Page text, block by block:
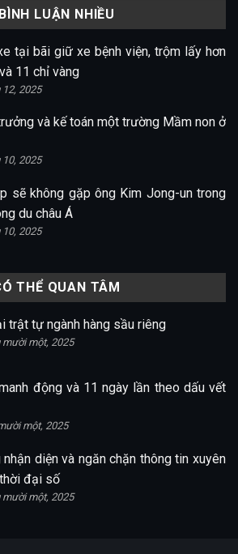
BÌNH LUẬN NHIỀU
tại bãi giữ xe bệnh viện, trộm lấy hơn
11 chỉ vàng
12, 2025
và kế toán một trường Mầm non ở
10, 2025
sẽ không gặp ông Kim Jong-un trong
du châu Á
10, 2025
THỂ QUAN TÂM
trật tự ngành hàng sầu riêng
mười một, 2025
động và 11 ngày lần theo dấu vết
một, 2025
diện và ngăn chặn thông tin xuyên
đại số
mười một, 2025